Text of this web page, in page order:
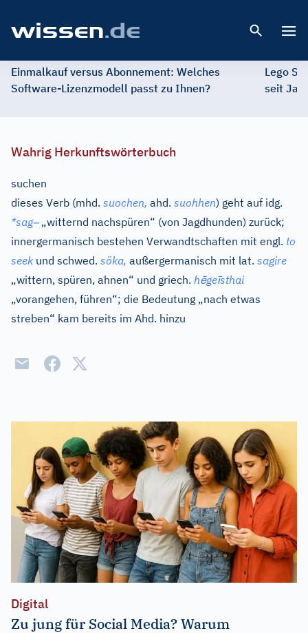
Einmalkauf versus Abonnement: Welches
Software-Lizenzmodell passt zu Ihnen?
Lego
seit
Wahrig Herkunftswörterbuch
suchen
dieses Verb (mhd. suochen, ahd. suohhen) geht auf idg.
*sag–„witternd nachspüren“ (von Jagdhunden) zurück;
innergermanisch bestehen Verwandtschaften mit engl. to
seek und schwed. söka, außergermanisch mit lat. sagire
„wittern, spüren, ahnen“ und griech. hēgeīsthai
„vorangehen, führen“; die Bedeutung „nach etwas
streben“ kam bereits im Ahd. hinzu
Digital
Zu jung für Social Media? Warum